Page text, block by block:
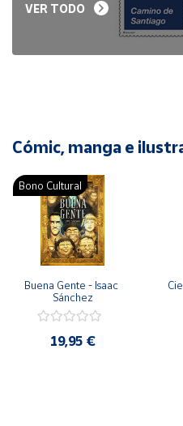
VER TODO
Cómic, manga e
Bono Cultural
Buena Gente - Isaac
Sánchez
19,95 €